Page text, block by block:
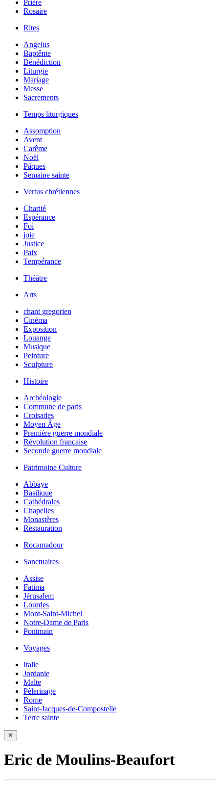
Prière
Rosaire
Rites
Angelus
Baptême
Bénédiction
Liturgie
Mariage
Messe
Sacrements
Temps liturgiques
Assomption
Avent
Carême
Noël
Pâques
Semaine sainte
Vertus chrétiennes
Charité
Espérance
Foi
joie
Justice
Paix
Tempérance
Théâtre
Arts
chant gregorien
Cinéma
Exposition
Louange
Musique
Peinture
Sculpture
Histoire
Archéologie
Commune de paris
Croisades
Moyen Âge
Première guerre mondiale
Révolution française
Seconde guerre mondiale
Patrimoine Culture
Abbaye
Basilique
Cathédrales
Chapelles
Monastères
Restauration
Rocamadour
Sanctuaires
Assise
Fatima
Jérusalem
Lourdes
Mont-Saint-Michel
Notre-Dame de Paris
Pontmain
Voyages
Italie
Jordanie
Malte
Pèlerinage
Rome
Saint-Jacques-de-Compostelle
Terre sainte
✕
Eric de Moulins-Beaufort